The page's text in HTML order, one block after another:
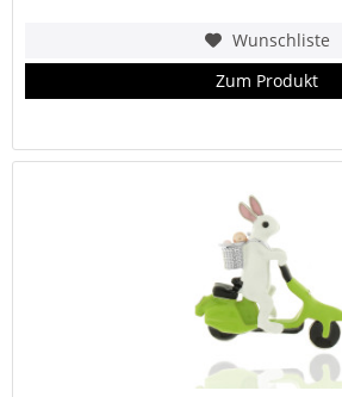
Wunschliste
Zum Produkt